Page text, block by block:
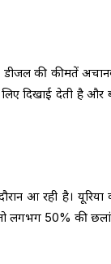
की कीमतें
दिखाई देती है और
आ रही है।
50% की